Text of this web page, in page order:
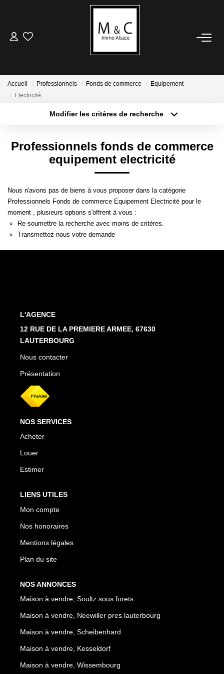
ACHETER
LOUER
VENDRE
Estimation En Ligne
ESTIMER
Avis De Valeur
Estimation En Ligne
agence@immo-alsace.fr
Accueil Professionnels Fonds de commerce
Equipement
Electricité
Modifier les critères de recherche
Type de bien
Surface min
Créer une alerte
Professionnels fonds de commerce
equipement electricité
Nous n'avons pas de biens à vous proposer dans la catégorie
Professionnels Fonds de commerce Equipement Electricité pour le
moment , plusieurs options s'offrent à vous :
Re-soumettre la recherche avec moins de critères.
Transmettez-nous votre demande
L'AGENCE
12 RUE DE LA PREMIERE ARMEE, 67630
LAUTERBOURG
Nous contacter
Présentation
NOS SERVICES
Acheter
Louer
Estimer
LIENS UTILES
Mon compte
Nos honoraires
Mentions légales
Plan du site
NOS ANNONCES
Maison à vendre, Soultz sous forets
Maison à vendre, Neewiller pres lauterbourg
Maison à vendre, Scheibenhard
Maison à vendre, Kesseldorf
Maison à vendre, Wissembourg